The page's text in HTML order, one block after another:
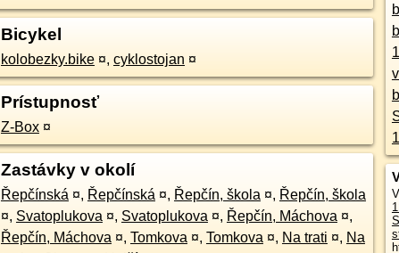
Bicykel
kolobezky.bike ¤, cyklostojan ¤
Prístupnosť
Z-Box ¤
Zastávky v okolí
Řepčínská ¤, Řepčínská ¤, Řepčín, škola ¤, Řepčín, škola
¤, Svatoplukova ¤, Svatoplukova ¤, Řepčín, Máchova ¤,
Řepčín, Máchova ¤, Tomkova ¤, Tomkova ¤, Na trati ¤, Na